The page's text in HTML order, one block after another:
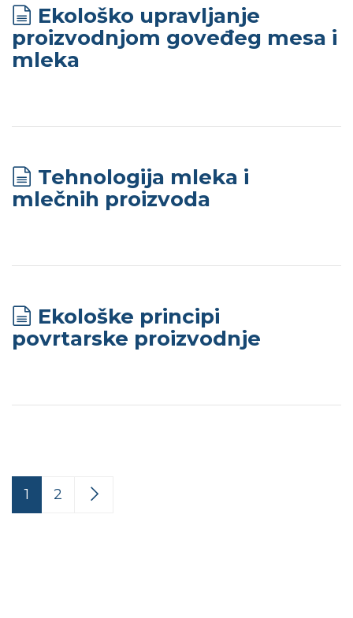
Ekološko upravljanje
proizvodnjom goveđeg mesa i
mleka
Tehnologija mleka i
mlečnih proizvoda
Ekološke principi
povrtarske proizvodnje
1 2